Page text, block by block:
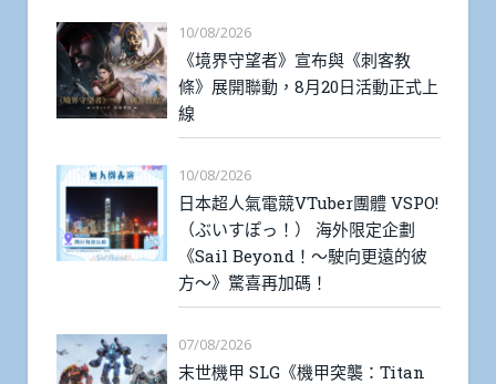
10/08/2026
《境界守望者》宣布與《刺客教
條》展開聯動，8月20日活動正式上
線
10/08/2026
日本超人氣電競VTuber團體 VSPO!
（ぶいすぽっ！） 海外限定企劃
《Sail Beyond！～駛向更遠的彼
方～》驚喜再加碼！
07/08/2026
末世機甲 SLG《機甲突襲：Titan